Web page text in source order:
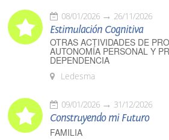
08/01/2026 26/11/2026
Estimulación Cognitiva
OTRAS ACTIVIDADES DE
AUTONOMÍA PERSONAL Y
DEPENDENCIA
Ledesma
09/01/2026 31/12/2026
Construyendo mi Futuro
FAMILIA